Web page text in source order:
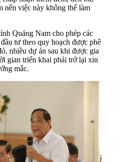
nên việc này không thể làm
Quảng Nam cho phép các
tư theo quy hoạch được phê
nhiều dự án sau khi được gia
gian triển khai phải trở lại xin
mắc.